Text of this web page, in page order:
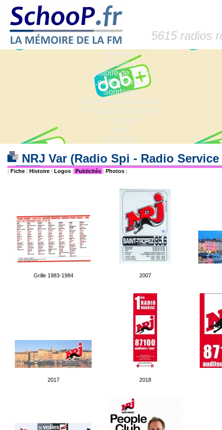
5615 radios
Accueil
Dossiers
Histoire de la FM
Les fiches radio
Sondages
Anciennes fréquences
Fréquences actuelles
Lexique
Liens
Contact
NRJ Var (Radio Spi - Radio
| Fiche | Histoire | Logos | Publicités | Photos |
Grille 1983-1984 2007
2017 2018